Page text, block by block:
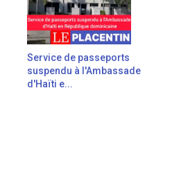
Service de passeports
suspendu à l'Ambassade
d'Haïti e...